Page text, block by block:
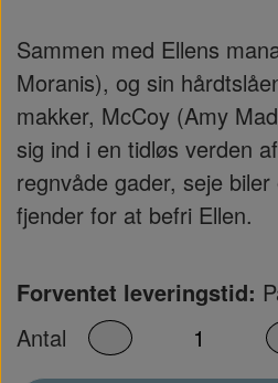
Sammen med Ellens
Moranis), og sin
makker, McCoy (Amy
sig ind i en tidløs verden
regnvåde gader, seje
fjender for at befri Ellen.
Forventet leveringstid:
Antal